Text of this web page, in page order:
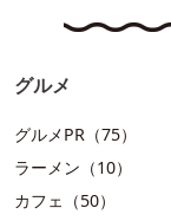
グルメ
グルメPR（75）
ラーメン（10）
カフェ（50）